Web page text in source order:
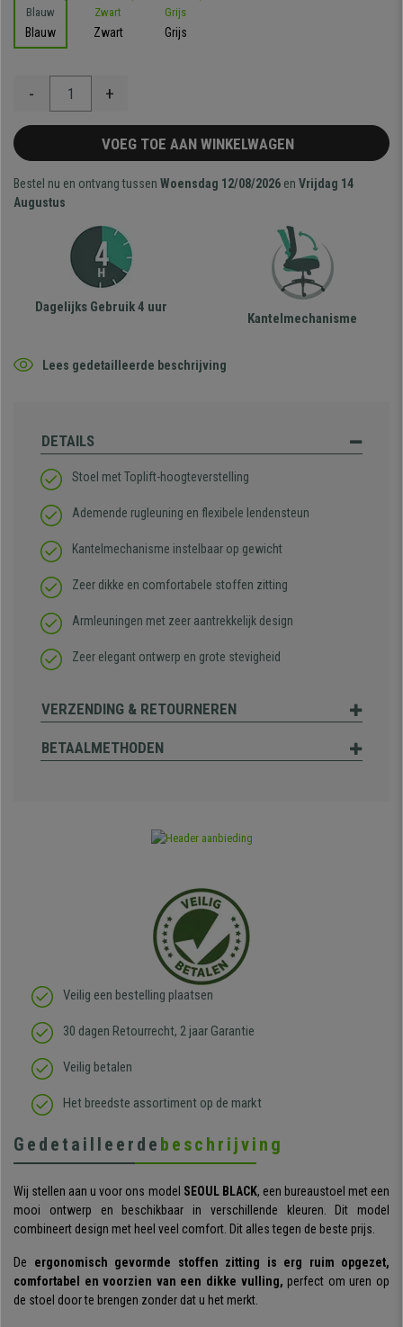
Blauw Zwart Grijs
- +
VOEG TOE AAN WINKELWAGEN
Bestel nu en ontvang tussen Woensdag 12/08/2026 en Vrijdag 14
Augustus
Dagelijks Gebruik 4 uur
Kantelmechanisme
Lees gedetailleerde beschrijving
DETAILS
Stoel met Toplift-hoogteverstelling
Ademende rugleuning en flexibele lendensteun
Kantelmechanisme instelbaar op gewicht
Zeer dikke en comfortabele stoffen zitting
Armleuningen met zeer aantrekkelijk design
Zeer elegant ontwerp en grote stevigheid
VERZENDING & RETOURNEREN
BETAALMETHODEN
Veilig een bestelling plaatsen
30 dagen Retourrecht, 2 jaar Garantie
Veilig betalen
Het breedste assortiment op de markt
Gedetailleerde beschrijving
Wij stellen aan u voor ons model SEOUL BLACK, een bureaustoel met een
mooi ontwerp en beschikbaar in verschillende kleuren. Dit model
combineert design met heel veel comfort. Dit alles tegen de beste prijs.
De ergonomisch gevormde stoffen zitting is erg ruim opgezet,
comfortabel en voorzien van een dikke vulling, perfect om uren op
de stoel door te brengen zonder dat u het merkt.